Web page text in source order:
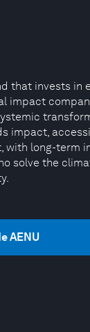
that invests in
impact
impact,
with long-term
solve the
AENU